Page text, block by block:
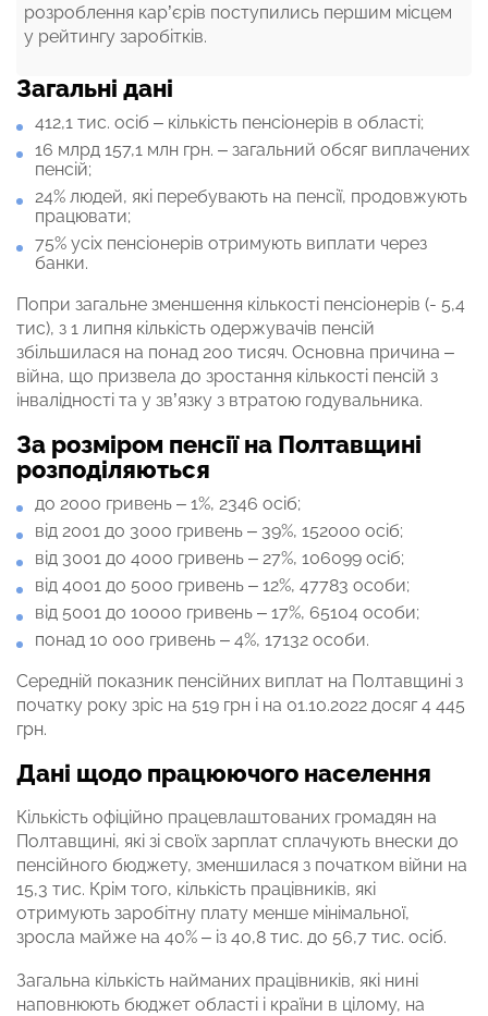
розроблення кар’єрів поступились першим місцем
у рейтингу заробітків.
Загальні дані
412,1 тис. осіб – кількість пенсіонерів в області;
16 млрд 157,1 млн грн. – загальний обсяг виплачених
пенсій;
24% людей, які перебувають на пенсії, продовжують
працювати;
75% усіх пенсіонерів отримують виплати через
банки.
Попри загальне зменшення кількості пенсіонерів (- 5,4
тис), з 1 липня кількість одержувачів пенсій
збільшилася на понад 200 тисяч. Основна причина –
війна, що призвела до зростання кількості пенсій з
інвалідності та у зв’язку з втратою годувальника.
За розміром пенсії на Полтавщині
розподіляються
до 2000 гривень – 1%, 2346 осіб;
від 2001 до 3000 гривень – 39%, 152000 осіб;
від 3001 до 4000 гривень – 27%, 106099 осіб;
від 4001 до 5000 гривень – 12%, 47783 особи;
від 5001 до 10000 гривень – 17%, 65104 особи;
понад 10 000 гривень – 4%, 17132 особи.
Середній показник пенсійних виплат на Полтавщині з
початку року зріс на 519 грн і на 01.10.2022 досяг 4 445
грн.
Дані щодо працюючого населення
Кількість офіційно працевлаштованих громадян на
Полтавщині, які зі своїх зарплат сплачують внески до
пенсійного бюджету, зменшилася з початком війни на
15,3 тис. Крім того, кількість працівників, які
отримують заробітну плату менше мінімальної,
зросла майже на 40% – із 40,8 тис. до 56,7 тис. осіб.
Загальна кількість найманих працівників, які нині
наповнюють бюджет області і країни в цілому, на